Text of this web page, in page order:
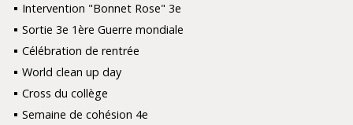
Intervention "Bonnet Rose" 3e
Sortie 3e 1ère Guerre mondiale
Célébration de rentrée
World clean up day
Cross du collège
Semaine de cohésion 4e